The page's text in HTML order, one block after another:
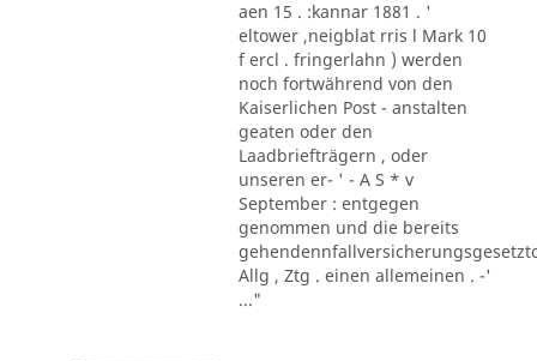
aen 15 . :kannar 1881 . '
eltower ,neigblat rris l Mark 10
f ercl . fringerlahn ) werden
noch fortwährend von den
Kaiserlichen Post - anstalten
geaten oder den
Laadbriefträgern , oder
unseren er- ' - A S * v
September : entgegen
genommen und die bereits
Allg , Ztg . einen allemeinen . -'
..."